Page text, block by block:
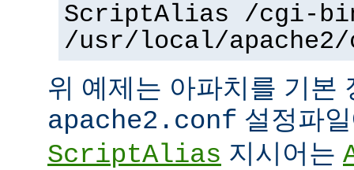
ScriptAlias /cgi-
/usr/local/
위 예제는 아파치를 기본
apache2.conf 설정파
ScriptAlias 지시어는